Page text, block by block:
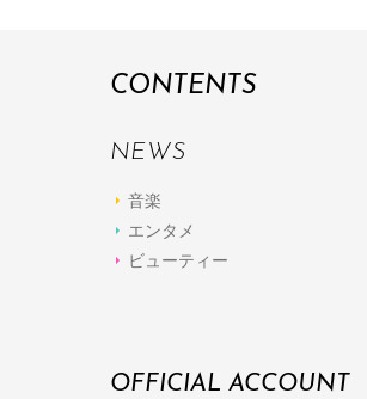
CONTENTS
NEWS
音楽
エンタメ
ビューティー
OFFICIAL ACCOUNT